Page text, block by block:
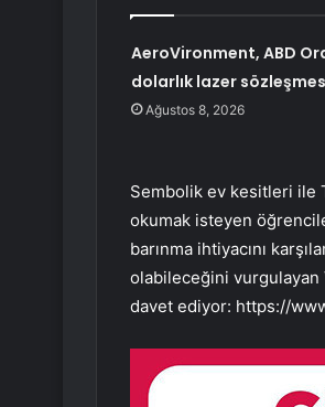
AeroVironment, ABD
dolarlık lazer
Ağustos 8, 2026
Sembolik ev kesitleri ile
okumak isteyen
barınma ihtiyacını
olabileceğini vurgulayan
davet ediyor: https://